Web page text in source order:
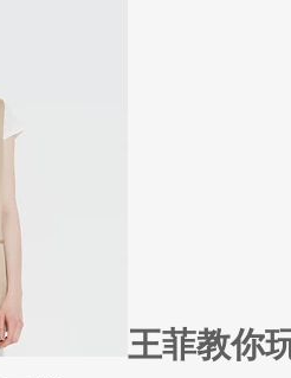
，我们会喜欢